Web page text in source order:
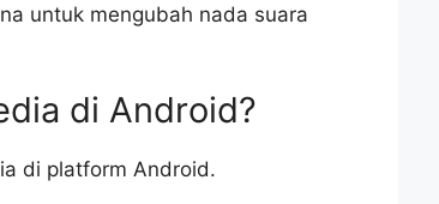
untuk mengubah nada suara
di Android?
di platform Android.